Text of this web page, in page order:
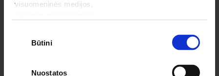
visuomeninės medijos,
kitos jūsų pateiktos arba naudojant
pasirinkimas
Būtini
Nuostatos